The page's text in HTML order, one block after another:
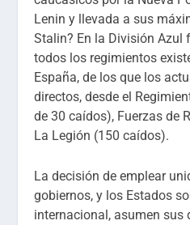
Lenin y llevada a sus
Stalin? En la División Azul
todos los regimientos
España, de los que los
directos, desde el
de 30 caídos), Fuerzas de
La Legión (150 caídos).
La decisión de emplear
gobiernos, y los Estados
internacional, asumen sus